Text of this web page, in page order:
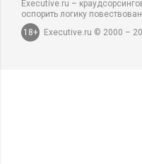
Executive.ru –
оспорить логику
18+
Executive.ru © 2000 –